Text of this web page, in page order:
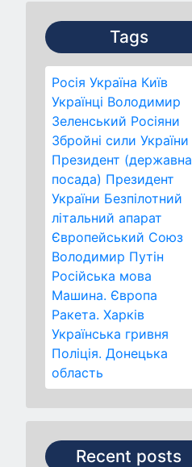
Tags
Росія Україна Київ
Українці Володимир
Зеленський Росіяни
Збройні сили України
Президент (державна
посада) Президент
України Безпілотний
літальний апарат
Європейський Союз
Володимир Путін
Російська мова
Машина. Європа
Ракета. Харків
Українська гривня
Поліція. Донецька
область
Recent posts